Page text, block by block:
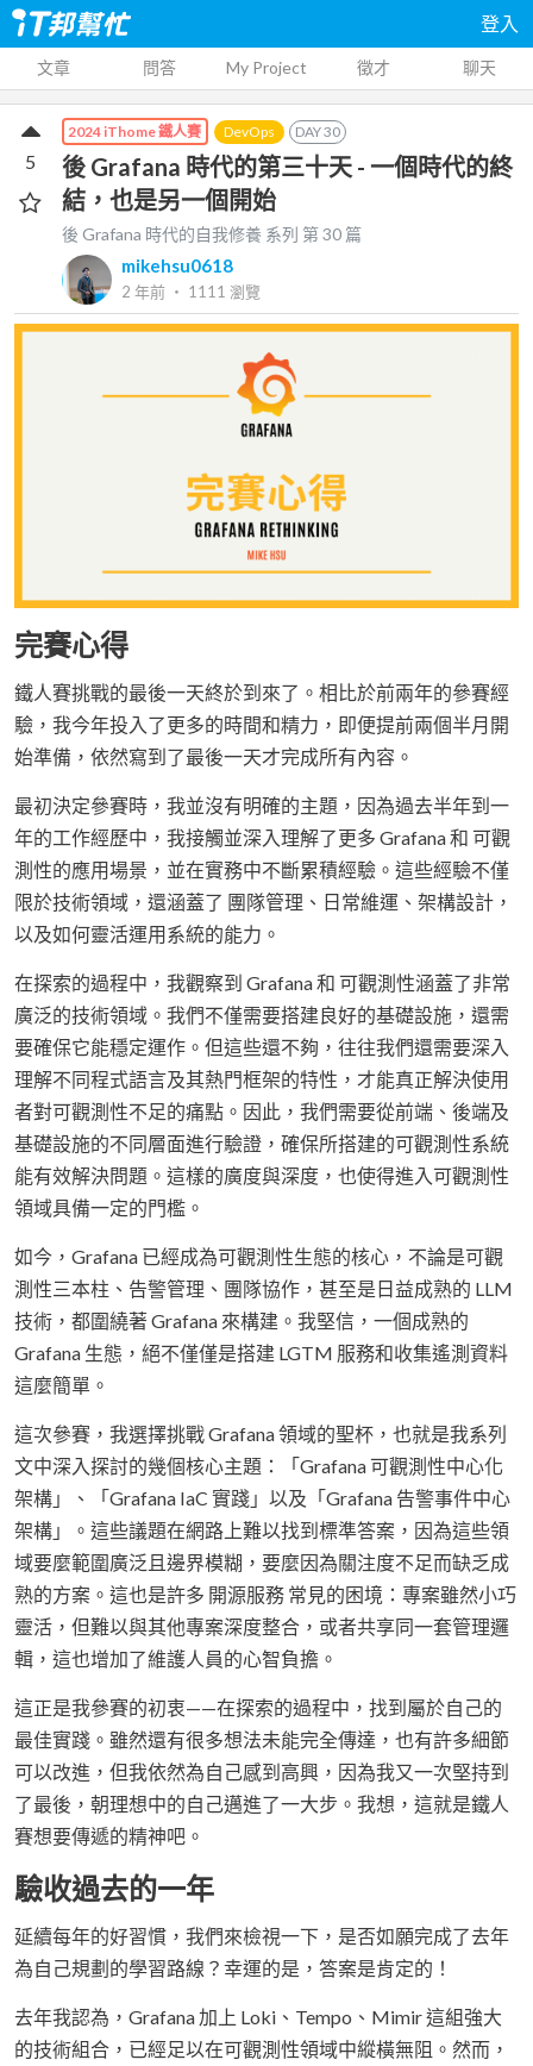
登入
文章 問答 My Project 徵才 聊天
2024 iThome 鐵人賽 DevOps DAY30
後 Grafana 時代的第三十天 - 一個時代的終
結，也是另一個開始
後 Grafana 時代的自我修養 系列 第30 篇
mikehsu0618
2 年前 ‧ 1111 瀏覽
5
完賽心得
鐵人賽挑戰的最後一天終於到來了。相比於前兩年的參賽經
驗，我今年投入了更多的時間和精力，即便提前兩個半月開
始準備，依然寫到了最後一天才完成所有內容。
最初決定參賽時，我並沒有明確的主題，因為過去半年到一
年的工作經歷中，我接觸並深入理解了更多 Grafana 和 可觀
測性的應用場景，並在實務中不斷累積經驗。這些經驗不僅
限於技術領域，還涵蓋了 團隊管理、日常維運、架構設計，
以及如何靈活運用系統的能力。
在探索的過程中，我觀察到 Grafana 和 可觀測性涵蓋了非常
廣泛的技術領域。我們不僅需要搭建良好的基礎設施，還需
要確保它能穩定運作。但這些還不夠，往往我們還需要深入
理解不同程式語言及其熱門框架的特性，才能真正解決使用
者對可觀測性不足的痛點。因此，我們需要從前端、後端及
基礎設施的不同層面進行驗證，確保所搭建的可觀測性系統
能有效解決問題。這樣的廣度與深度，也使得進入可觀測性
領域具備一定的門檻。
如今，Grafana 已經成為可觀測性生態的核心，不論是可觀
測性三本柱、告警管理、團隊協作，甚至是日益成熟的 LLM
技術，都圍繞著 Grafana 來構建。我堅信，一個成熟的
Grafana 生態，絕不僅僅是搭建 LGTM 服務和收集遙測資料
這麼簡單。
這次參賽，我選擇挑戰 Grafana 領域的聖杯，也就是我系列
文中深入探討的幾個核心主題：「Grafana 可觀測性中心化
架構」、「Grafana IaC 實踐」以及「Grafana 告警事件中心
架構」。這些議題在網路上難以找到標準答案，因為這些領
域要麼範圍廣泛且邊界模糊，要麼因為關注度不足而缺乏成
熟的方案。這也是許多 開源服務 常見的困境：專案雖然小巧
靈活，但難以與其他專案深度整合，或者共享同一套管理邏
輯，這也增加了維護人員的心智負擔。
這正是我參賽的初衷——在探索的過程中，找到屬於自己的
最佳實踐。雖然還有很多想法未能完全傳達，也有許多細節
可以改進，但我依然為自己感到高興，因為我又一次堅持到
了最後，朝理想中的自己邁進了一大步。我想，這就是鐵人
賽想要傳遞的精神吧。
驗收過去的一年
延續每年的好習慣，我們來檢視一下，是否如願完成了去年
為自己規劃的學習路線？幸運的是，答案是肯定的！
去年我認為，Grafana 加上 Loki、Tempo、Mimir 這組強大
的技術組合，已經足以在可觀測性領域中縱橫無阻。然而，